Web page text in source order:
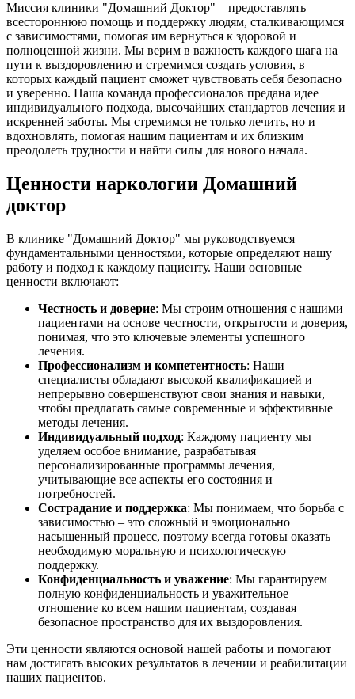
Миссия клиники "Домашний Доктор" – предоставлять
всестороннюю помощь и поддержку людям, сталкивающимся
с зависимостями, помогая им вернуться к здоровой и
полноценной жизни. Мы верим в важность каждого шага на
пути к выздоровлению и стремимся создать условия, в
которых каждый пациент сможет чувствовать себя безопасно
и уверенно. Наша команда профессионалов предана идее
индивидуального подхода, высочайших стандартов лечения и
искренней заботы. Мы стремимся не только лечить, но и
вдохновлять, помогая нашим пациентам и их близким
преодолеть трудности и найти силы для нового начала.
Ценности наркологии Домашний
доктор
В клинике "Домашний Доктор" мы руководствуемся
фундаментальными ценностями, которые определяют нашу
работу и подход к каждому пациенту. Наши основные
ценности включают:
Честность и доверие: Мы строим отношения с нашими
пациентами на основе честности, открытости и доверия,
понимая, что это ключевые элементы успешного
лечения.
Профессионализм и компетентность: Наши
специалисты обладают высокой квалификацией и
непрерывно совершенствуют свои знания и навыки,
чтобы предлагать самые современные и эффективные
методы лечения.
Индивидуальный подход: Каждому пациенту мы
уделяем особое внимание, разрабатывая
персонализированные программы лечения,
учитывающие все аспекты его состояния и
потребностей.
Сострадание и поддержка: Мы понимаем, что борьба с
зависимостью – это сложный и эмоционально
насыщенный процесс, поэтому всегда готовы оказать
необходимую моральную и психологическую
поддержку.
Конфиденциальность и уважение: Мы гарантируем
полную конфиденциальность и уважительное
отношение ко всем нашим пациентам, создавая
безопасное пространство для их выздоровления.
Эти ценности являются основой нашей работы и помогают
нам достигать высоких результатов в лечении и реабилитации
наших пациентов.